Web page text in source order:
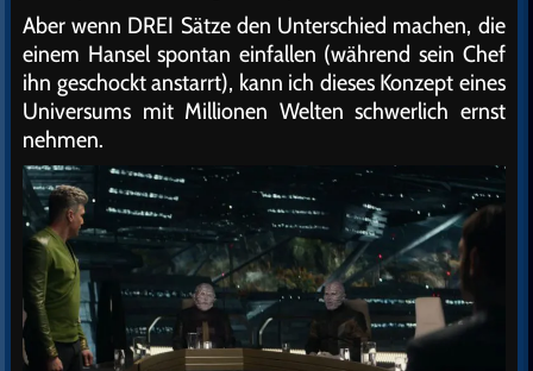
Aber wenn DREI Sätze den Unterschied machen, die
einem Hansel spontan einfallen (während sein Chef
ihn geschockt anstarrt), kann ich dieses Konzept eines
Universums mit Millionen Welten schwerlich ernst
nehmen.